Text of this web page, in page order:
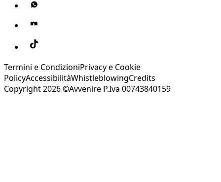
Termini e CondizioniPrivacy e Cookie
PolicyAccessibilitàWhistleblowingCredits
Copyright 2026 ©Avvenire P.Iva 00743840159